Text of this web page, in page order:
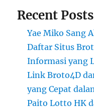
Recent Posts
Yae Miko Sang
Daftar Situs
Informasi yang
Link Broto4D
yang Cepat
Paito Lotto HK